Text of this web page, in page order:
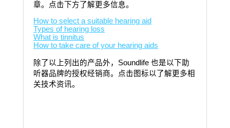
章。点击下方了解更多信息。
How to select a suitable hearing aid
Types of hearing loss
What is tinnitus
How to take care of your hearing aids
除了以上列出的产品外，Soundlife 也是以下助
听器品牌的授权经销商。点击图标以了解更多相
关技术资讯。